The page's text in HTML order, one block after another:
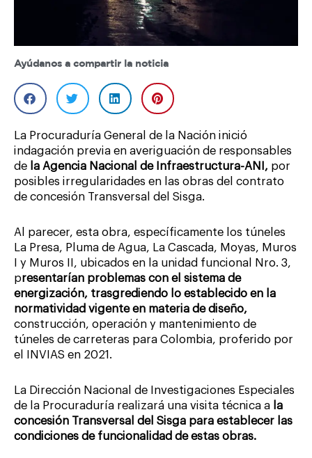
Ayúdanos a compartir la noticia
La Procuraduría General de la Nación inició
indagación previa en averiguación de responsables
de la Agencia Nacional de Infraestructura-ANI, por
posibles irregularidades en las obras del contrato
de concesión Transversal del Sisga.
Al parecer, esta obra, específicamente los túneles
La Presa, Pluma de Agua, La Cascada, Moyas, Muros
I y Muros II, ubicados en la unidad funcional Nro. 3,
presentarían problemas con el sistema de
energización, trasgrediendo lo establecido en la
normatividad vigente en materia de diseño,
construcción, operación y mantenimiento de
túneles de carreteras para Colombia, proferido por
el INVIAS en 2021.
La Dirección Nacional de Investigaciones Especiales
de la Procuraduría realizará una visita técnica a la
concesión Transversal del Sisga para establecer las
condiciones de funcionalidad de estas obras.